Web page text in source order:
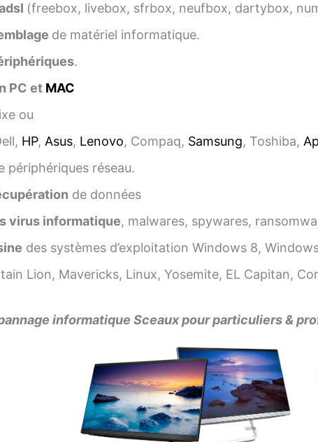
(freebox, livebox, sfrbox, neufbox, dartybox,
de matériel informatique.
.
PC et MAC
ou
HP,Asus, Lenovo, Compaq, Samsung, Toshiba,
périphériques réseau.
de données
virus informatique, malwares, spywares,
des systèmes d’exploitation Windows 8,
Lion, Mavericks, Linux, Yosemite, EL Capitan,
informatique Sceaux pour particuliers &